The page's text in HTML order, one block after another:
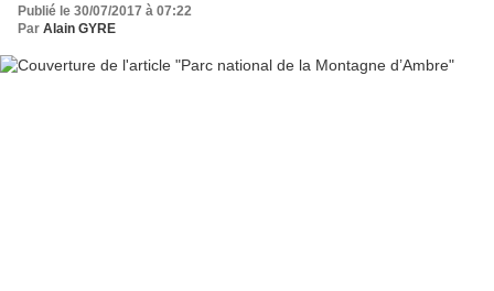
Publié le 30/07/2017 à 07:22
Par Alain GYRE